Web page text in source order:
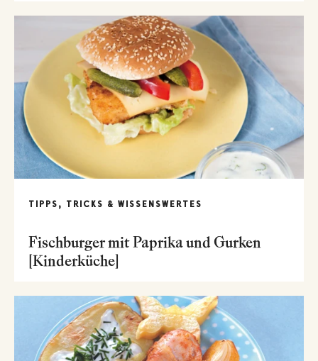
TIPPS, TRICKS & WISSENSWERTES
Fischburger mit Paprika und Gurken
[Kinderküche]